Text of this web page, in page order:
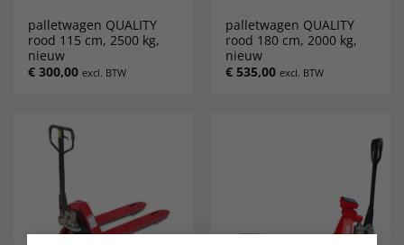
palletwagen QUALITY
rood 115 cm, 2500 kg,
nieuw
€ 300,00 excl. BTW
palletwagen QUALITY
rood 180 cm, 2000 kg,
nieuw
€ 535,00 excl. BTW